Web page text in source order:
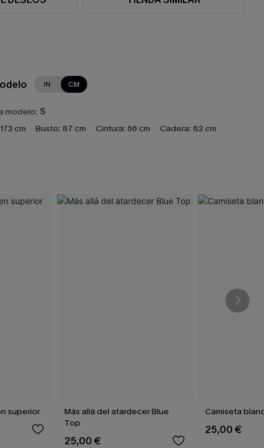
IN CM
modelo: S
173 cm Busto: 87 cm Cintura: 66 cm Cadera: 82 cm
superior
Más allá del atardecer Blue
Top
25,00 €
Camiseta
25,00 €